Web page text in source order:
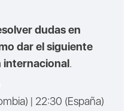
dudas en
dar el siguiente
internacional.
| 22:30 (España)